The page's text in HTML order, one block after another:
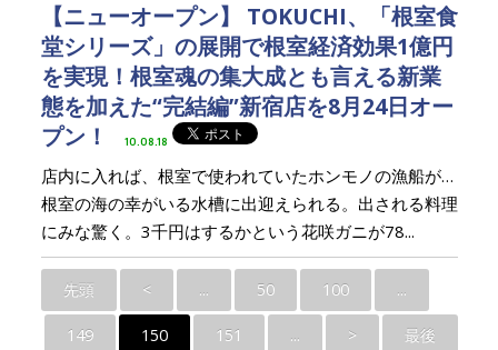
【ニューオープン】 TOKUCHI、「根室食
堂シリーズ」の展開で根室経済効果1億円
を実現！根室魂の集大成とも言える新業
態を加えた“完結編”新宿店を8月24日オー
プン！
10.08.18
店内に入れば、根室で使われていたホンモノの漁船が…
根室の海の幸がいる水槽に出迎えられる。出される料理
にみな驚く。3千円はするかという花咲ガニが78...
先頭 < ... 50 100 ...
149 150 151 ... > 最後